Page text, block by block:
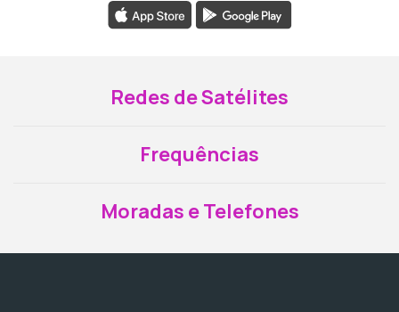
Redes de Satélites
Frequências
Moradas e Telefones